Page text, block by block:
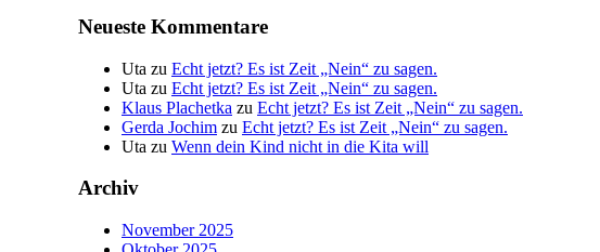
Oktober 2025
März 2024
November 2023
Oktober 2023
April 2023
Februar 2023
Januar 2023
Dezember 2022
November 2022
Juli 2019